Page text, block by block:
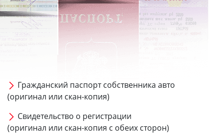
Гражданский паспорт собственника авто
(оригинал или скан-копия)
Свидетельство о регистрации
(оригинал или скан-копия с обеих сторон)